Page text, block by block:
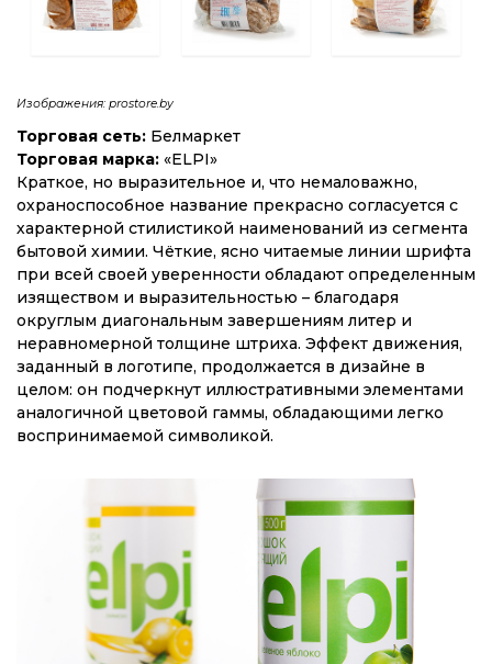
Изображения: prostore.by
Торговая сеть: Белмаркет
Торговая марка: «ELPI»
Краткое, но выразительное и, что немаловажно,
охраноспособное название прекрасно согласуется с
характерной стилистикой наименований из сегмента
бытовой химии. Чёткие, ясно читаемые линии шрифта
при всей своей уверенности обладают определенным
изяществом и выразительностью – благодаря
округлым диагональным завершениям литер и
неравномерной толщине штриха. Эффект движения,
заданный в логотипе, продолжается в дизайне в
целом: он подчеркнут иллюстративными элементами
аналогичной цветовой гаммы, обладающими легко
воспринимаемой символикой.